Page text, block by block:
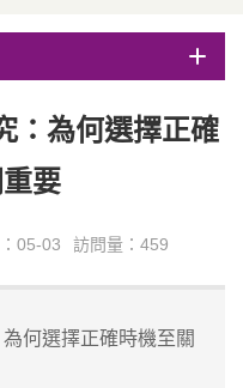
：為何選擇正確
要
05-03 訪問量：459
何選擇正確時機至關